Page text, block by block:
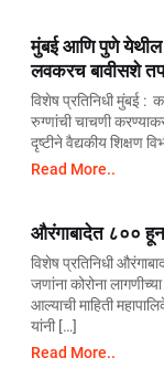
मुंबई आणि पुणे येथील
लवकरच बावीसशे
विशेष प्रतिनिधी मुंबई :
रुग्णांची चाचणी
दृष्टीने वैद्यकीय शिक्षण
Read More..
औरंगाबादेत ८००
विशेष प्रतिनिधी
जणांना कोरोना
आल्याची माहिती
यांनी […]
Read More..